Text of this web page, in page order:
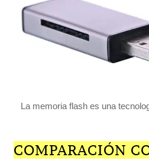
La memoria flash es una
COMPARACIÓN